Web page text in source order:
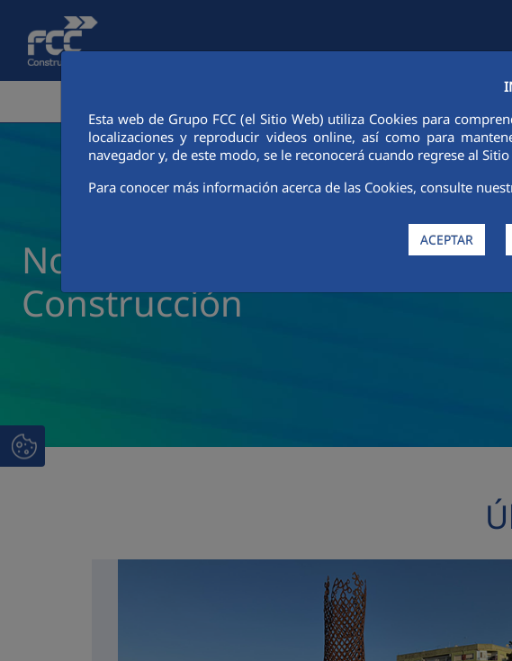
Saltar al contenido principal
Esta web de Grupo FCC (el Sitio Web) utiliza Cookies para
localizaciones y reproducir videos online, así como para
navegador y, de este modo, se le reconocerá cuando regrese al Sitio
Para conocer más información acerca de las Cookies, consulte
ACEPTAR
Noticias y actualidad de FCC
Construcción